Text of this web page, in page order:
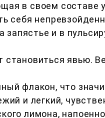
в своем составе
себя
запястье и в
явью.
флакон, что
и легкий,
лимона,